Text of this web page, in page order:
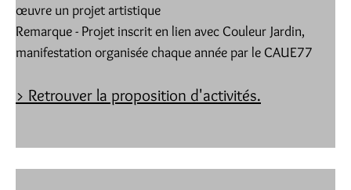
œuvre un projet artistique
Remarque - Projet inscrit en lien avec Couleur Jardin,
manifestation organisée chaque année par le CAUE77
> Retrouver la proposition d'activités.